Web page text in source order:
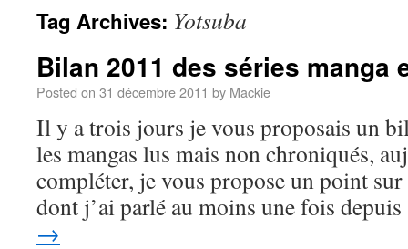
Tag Archives: Yotsuba
Bilan 2011 des séries manga
Posted on 31 décembre 2011 by Mackie
Il y a trois jours je vous proposais un
les mangas lus mais non chroniqués,
compléter, je vous propose un point sur
dont j’ai parlé au moins une fois
→